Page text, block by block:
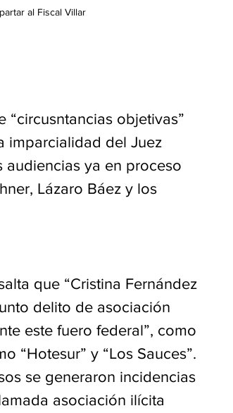
al Fiscal Villar
“circusntancias objetivas”
imparcialidad del Juez
ya en proceso
Lázaro Báez y los
que “Cristina Fernández
delito de asociación
este fuero federal”, como
“Hotesur” y “Los Sauces”.
se generaron incidencias
asociación ilícita